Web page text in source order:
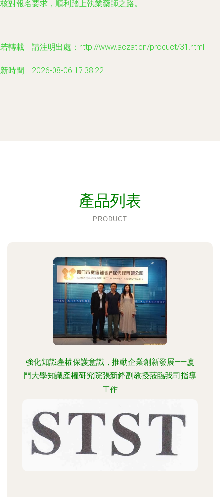
對報名要求，順利踏上執業藥師之路。
轉載，請注明出處：http://www.aczat.cn/product/31.html
時間：2026-08-06 17:38:22
產品列表
PRODUCT
強化知識產權保護意識，推動企業創新發展——廈
門大學知識產權研究院張新鋒副教授蒞臨我司指導
工作